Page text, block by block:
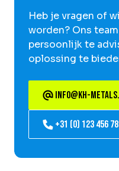
Heb je vragen of
worden? Ons
persoonlijk te
oplossing te
info@kh-
+31 (0) 123 456